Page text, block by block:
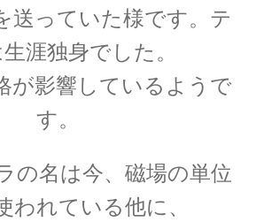
才物理学者】
位を明確にして同位体
優れた実験家】
送っていた様です。 テ
涯独身でした。
が影響しているようで
す。
の名は今、 磁場の単位
われている他に、